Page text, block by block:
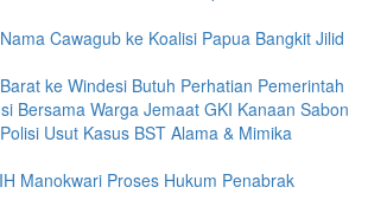
Cawagub ke Koalisi Papua Bangkit Jilid
ke Windesi Butuh Perhatian Pemerintah
Bersama Warga Jemaat GKI Kanaan Sabon
Usut Kasus BST Alama & Mimika
Manokwari Proses Hukum Penabrak